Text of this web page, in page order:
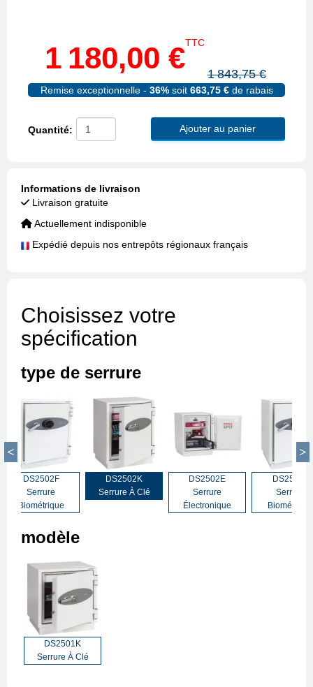
1 180,00 €TTC
1 843,75 €
Remise exceptionnelle - 36%soit 663,75 €de rabais
Quantité: Ajouter au panier
Choisissez votre
spécification
type de serrure
DS2502F
Serrure
Biométrique
DS2502K
Serrure À Clé
DS2502E
Serrure
Électronique
DS2502F
Serrure
Biométrique
modèle
DS2501K
Serrure À Clé
Informations de livraison
Livraison gratuite
Actuellement indisponible
Expédié depuis nos entrepôts régionaux français